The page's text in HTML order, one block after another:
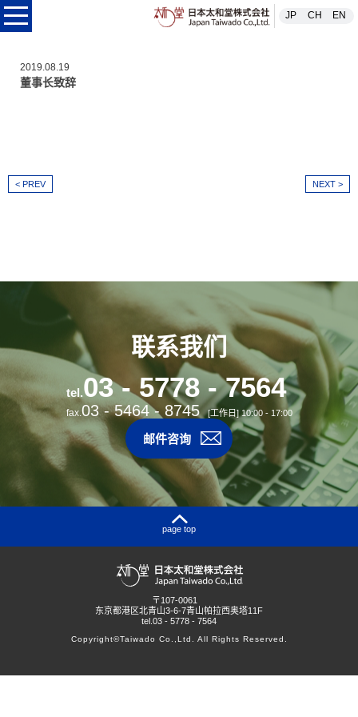
日本太和堂株
太和堂株式会社
JP CH EN
2019.08.19
董事长致辞
< PREV NEXT >
联系我们
tel.03 - 5778 - 7564
fax.03 - 5464 - 8745 [工作日] 10:00 - 17:00
邮件咨询
page top
〒107-0061
东京都港区北青山3-6-7青山帕拉西奥塔11F
tel. 03 - 5778 - 7564
Copyright©Taiwado Co.,Ltd. All Rights Reserved.